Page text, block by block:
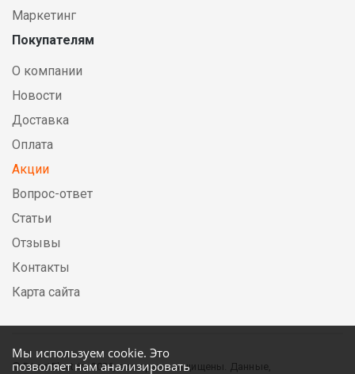
Мы используем cookie. Это
позволяет нам анализировать
Маркетинг
Покупателям
О компании
Новости
Доставка
Оплата
Акции
Вопрос-ответ
Статьи
Отзывы
Контакты
Карта сайта
© DirectElectric, 2026, все права защищены. Данные,